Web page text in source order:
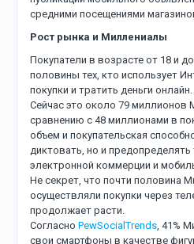
средними посещениями
Рост рынка и Миллениалы
Покупатели в возрасте от 18 и
половины тех, кто использует
покупки и тратить деньги онлайн.
Сейчас это около 79
сравнению с 48 миллионами в
объем и покупательская
диктовать, но и предопределять
электронной коммерции и
Не секрет, что почти половина
осуществляли покупки через
продолжает расти.
СогласноPewSocialTrends, 41%
свои смартфоны в качестве